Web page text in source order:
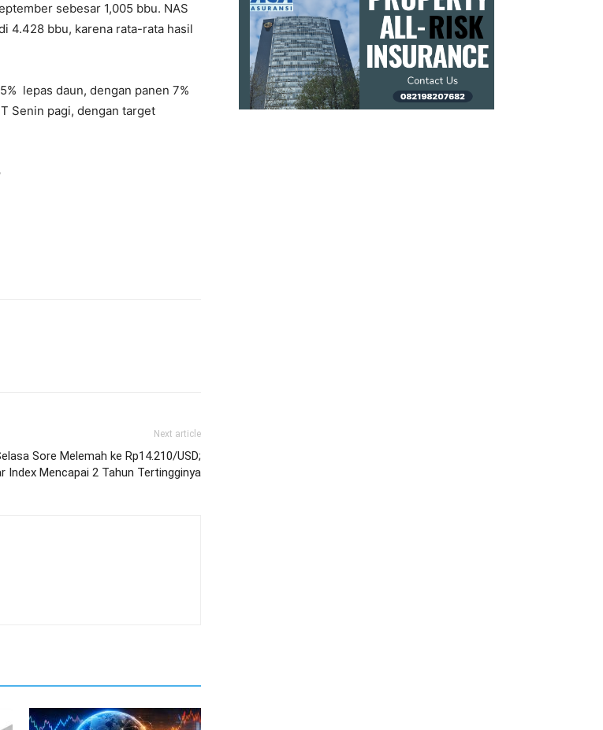
sebesar 1,005 bbu. NAS
4.428 bbu, karena rata-rata hasil
lepas daun, dengan panen 7%
Senin pagi, dengan target
Next article
Sore Melemah ke Rp14.210/USD;
Index Mencapai 2 Tahun Tertingginya